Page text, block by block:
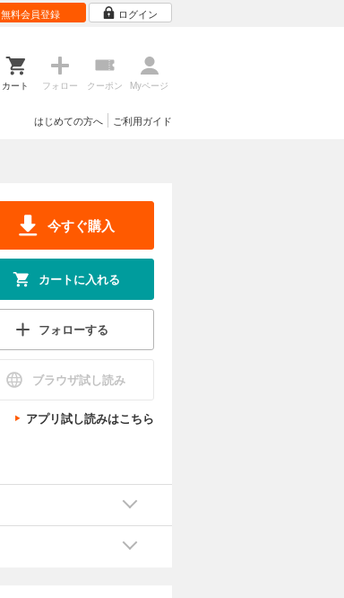
無料会員登録 ログイン
カート フォロー クーポン Myページ
ご利用ガイド
はじめての方へ
今すぐ購入
カートに入れる
フォローする
ブラウザ試し読み
アプリ試し読みはこちら